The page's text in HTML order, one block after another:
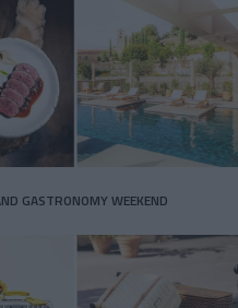
GASTRONOMY WEEKEND